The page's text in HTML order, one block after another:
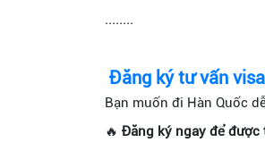
........
Đăng ký tư vấn
Bạn muốn đi Hàn Quốc
🔥 Đăng ký ngay để được